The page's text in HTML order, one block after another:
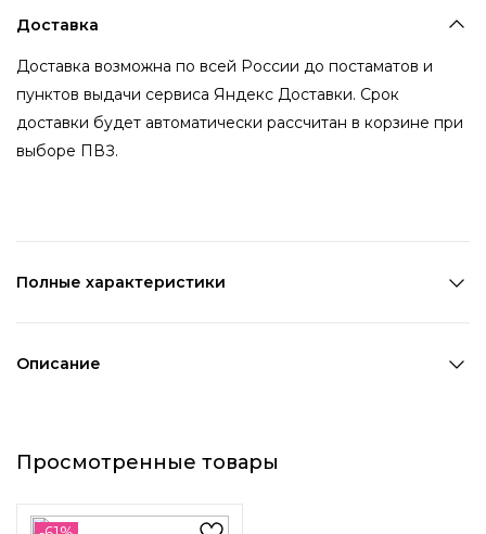
Доставка
Доставка возможна по всей России до постаматов и
пунктов выдачи сервиса Яндекс Доставки. Срок
доставки будет автоматически рассчитан в корзине при
выборе ПВЗ.
Полные характеристики
Длина 1: 33 см
Возраст:Взрослый
Описание
помощником на каждый день. В сумку удобно
мелочи. А надпись, которая переводится как "У тебя
Просмотренные товары